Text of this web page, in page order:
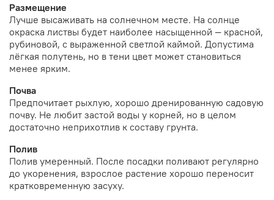
Размещение
Лучше высаживать на солнечном месте. На солнце
окраска листвы будет наиболее насыщенной — красной,
рубиновой, с выраженной светлой каймой. Допустима
лёгкая полутень, но в тени цвет может становиться
менее ярким.
Почва
Предпочитает рыхлую, хорошо дренированную садовую
почву. Не любит застой воды у корней, но в целом
достаточно неприхотлив к составу грунта.
Полив
Полив умеренный. После посадки поливают регулярно
до укоренения, взрослое растение хорошо переносит
кратковременную засуху.